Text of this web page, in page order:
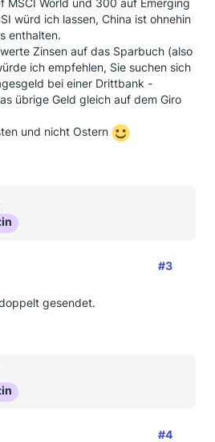
MSCI World und 300 auf Emerging
würd ich lassen, China ist ohnehin
enthalten.
Zinsen auf das Sparbuch (also
ich empfehlen, Sie suchen sich
bei einer Drittbank -
übrige Geld gleich auf dem Giro
und nicht Ostern
#3
gesendet.
#4